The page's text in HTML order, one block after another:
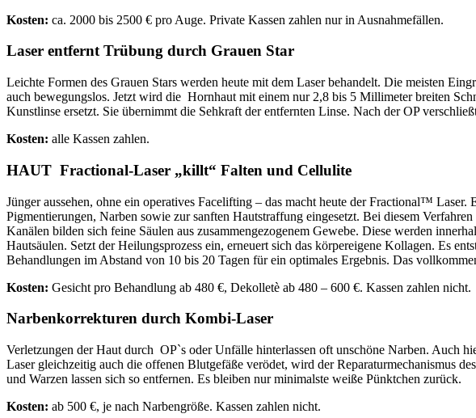
Kosten: ca. 2000 bis 2500 € pro Auge. Private Kassen zahlen nur in Ausnahmefällen.
Laser entfernt Trübung durch Grauen Star
Leichte Formen des Grauen Stars werden heute mit dem Laser behandelt. Die meisten
auch bewegungslos. Jetzt wird die Hornhaut mit einem nur 2,8 bis 5 Millimeter breiten
Kunstlinse ersetzt. Sie übernimmt die Sehkraft der entfernten Linse. Nach der OP
Kosten: alle Kassen zahlen.
HAUT Fractional-Laser „killt“ Falten und Cellulite
Jünger aussehen, ohne ein operatives Facelifting – das macht heute der Fractional™
Pigmentierungen, Narben sowie zur sanften Hautstraffung eingesetzt. Bei diesem
Kanälen bilden sich feine Säulen aus zusammengezogenem Gewebe. Diese werden
Hautsäulen. Setzt der Heilungsprozess ein, erneuert sich das körpereigene Kollagen. Es
Behandlungen im Abstand von 10 bis 20 Tagen für ein optimales Ergebnis. Das
Kosten: Gesicht pro Behandlung ab 480 €, Dekolletè ab 480 – 600 €. Kassen zahlen nicht.
Narbenkorrekturen durch Kombi-Laser
Verletzungen der Haut durch OP`s oder Unfälle hinterlassen oft unschöne Narben. Auch
Laser gleichzeitig auch die offenen Blutgefäße verödet, wird der Reparaturmechanismus
und Warzen lassen sich so entfernen. Es bleiben nur minimalste weiße Pünktchen zurück.
Kosten: ab 500 €, je nach Narbengröße. Kassen zahlen nicht.